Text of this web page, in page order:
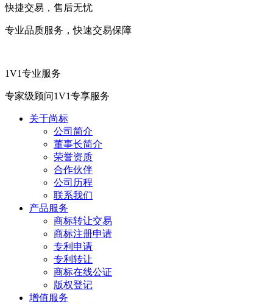
快捷交易，售后无忧
专业品质服务，快速交易保障
1V1专业服务
专家级顾问1V1专享服务
关于尚标
公司简介
董事长简介
荣誉资质
合作伙伴
公司历程
联系我们
产品服务
商标转让交易
商标注册申请
专利申请
专利转让
商标在线公证
版权登记
增值服务